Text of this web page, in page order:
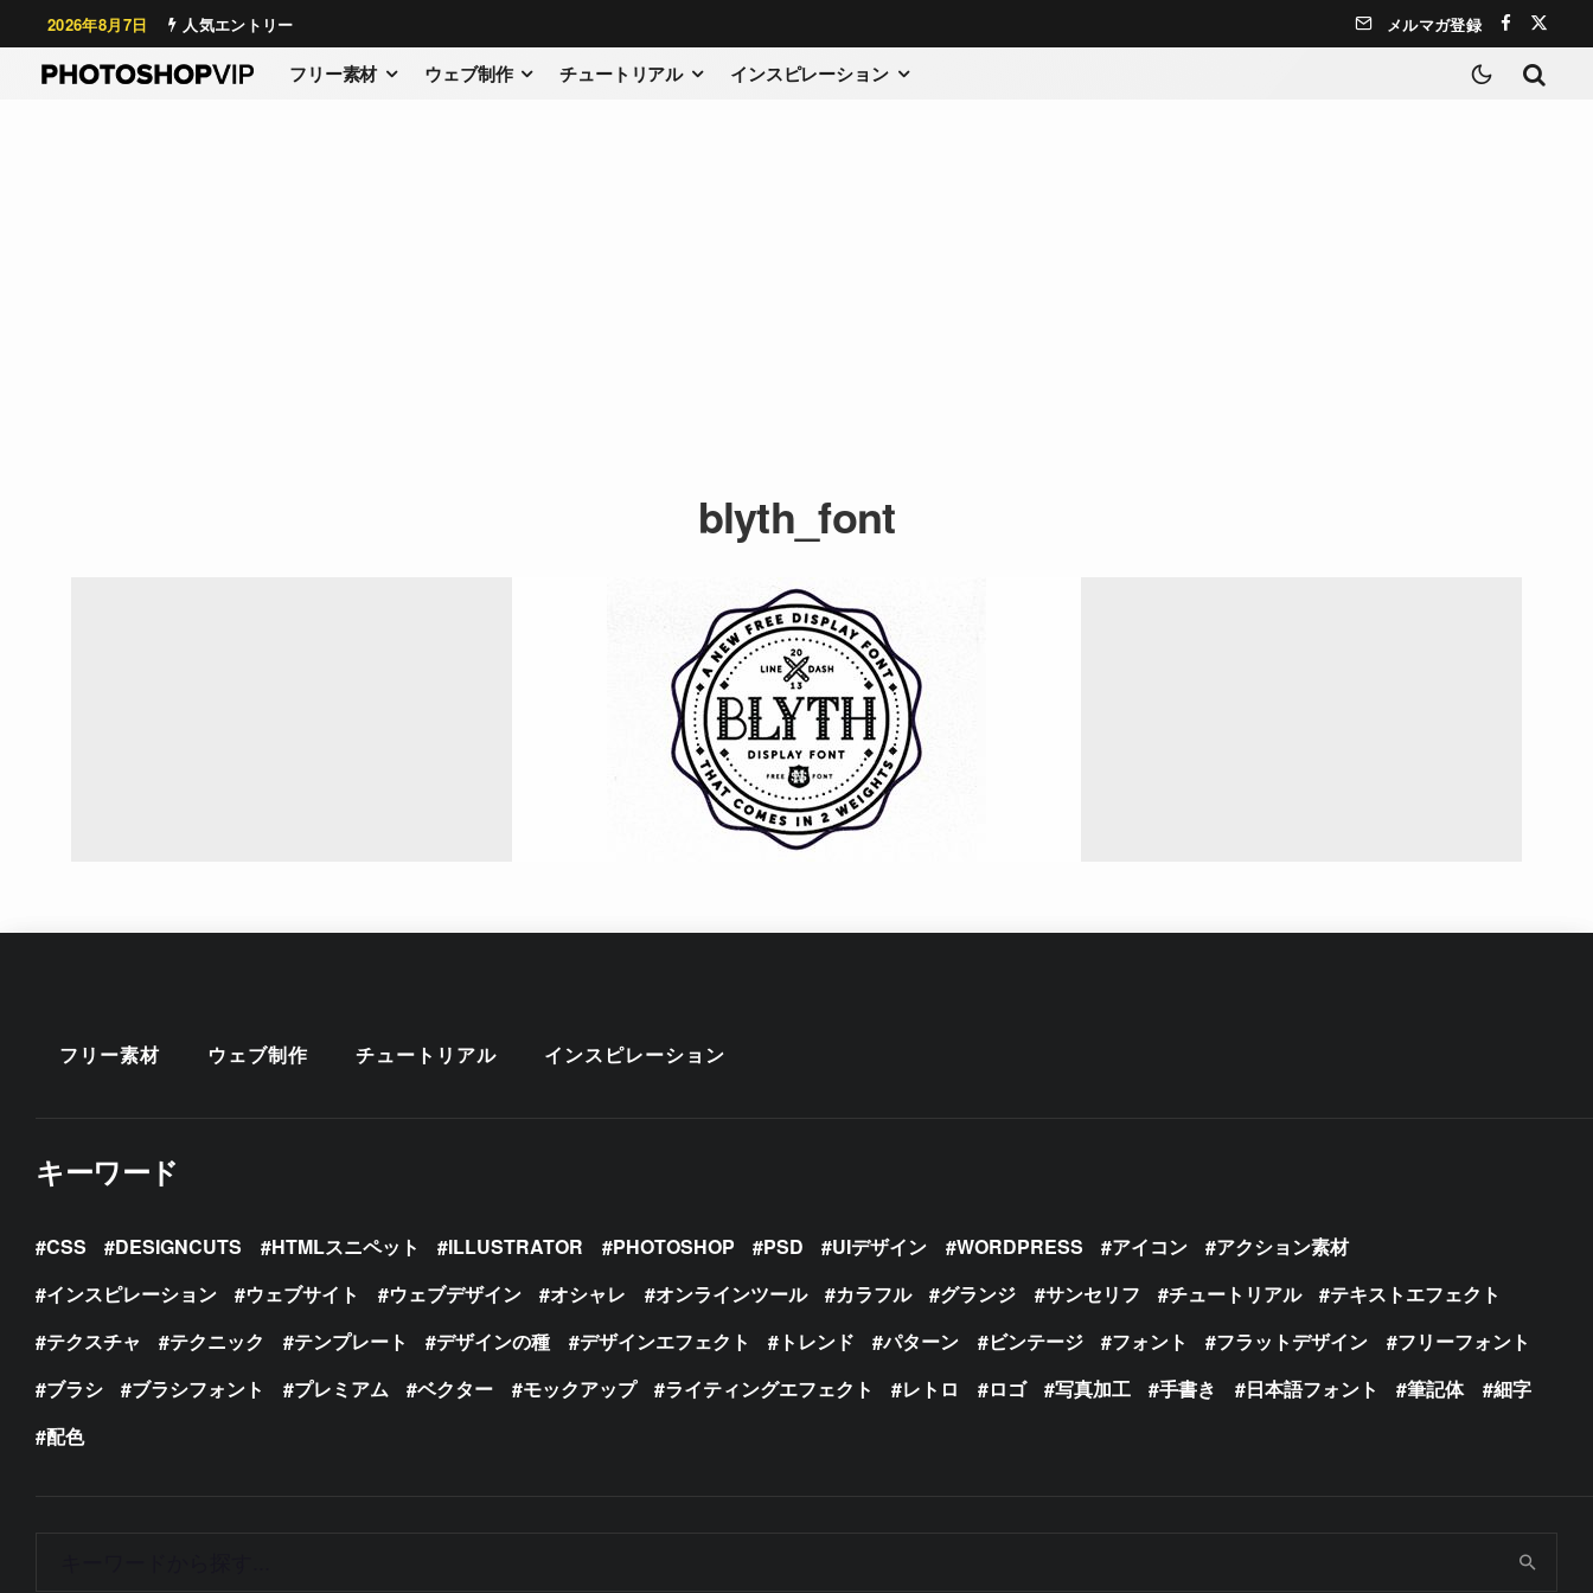
2026年8月7日 人気エントリー メルマガ登録
フリー素材 ウェブ制作 チュートリアル インスピレーション
blyth_font
フリー素材 ウェブ制作 チュートリアル インスピレーション
キーワード
CSS DESIGNCUTS HTMLスニペット ILLUSTRATOR PHOTOSHOP PSD UIデザイン WORDPRESS アイコン
アクション素材
インスピレーション
ウェブサイト ウェブデザイン オシャレ オンラインツール カラフル グランジ サンセリフ チュートリアル
テキストエフェクト
テクスチャ
テクニック テンプレート デザインの種 デザインエフェクト トレンド パターン ビンテージ フォント フラットデザイン
フリーフォント
ブラシ
ブラシフォント プレミアム ベクター モックアップ ライティングエフェクト レトロ ロゴ 写真加工 手書き 日本語フォント 筆記体
細字
配色